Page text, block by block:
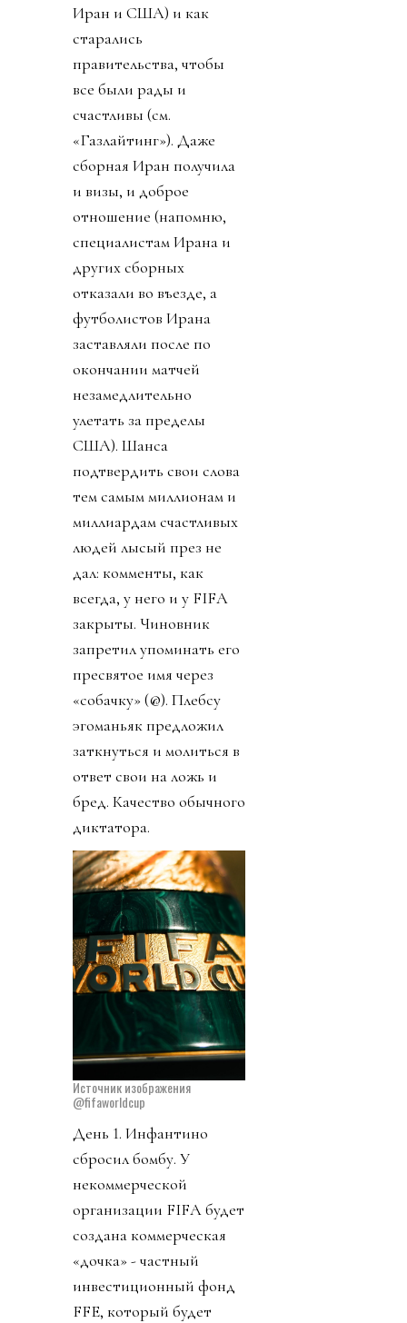
Иран и США) и как
старались
правительства, чтобы
все были рады и
счастливы (см.
«Газлайтинг»). Даже
сборная Иран получила
и визы, и доброе
отношение (напомню,
специалистам Ирана и
других сборных
отказали во въезде, а
футболистов Ирана
заставляли после по
окончании матчей
незамедлительно
улетать за пределы
США). Шанса
подтвердить свои слова
тем самым миллионам и
миллиардам счастливых
людей лысый през не
дал: комменты, как
всегда, у него и у FIFA
закрыты. Чиновник
запретил упоминать его
пресвятое имя через
«собачку» (@). Плебсу
эгоманьяк предложил
заткнуться и молиться в
ответ свои на ложь и
бред. Качество обычного
диктатора.
Источник изображения
@fifaworldcup
День 1. Инфантино
сбросил бомбу. У
некоммерческой
организации FIFA будет
создана коммерческая
«дочка» - частный
инвестиционный фонд
FFE, который будет